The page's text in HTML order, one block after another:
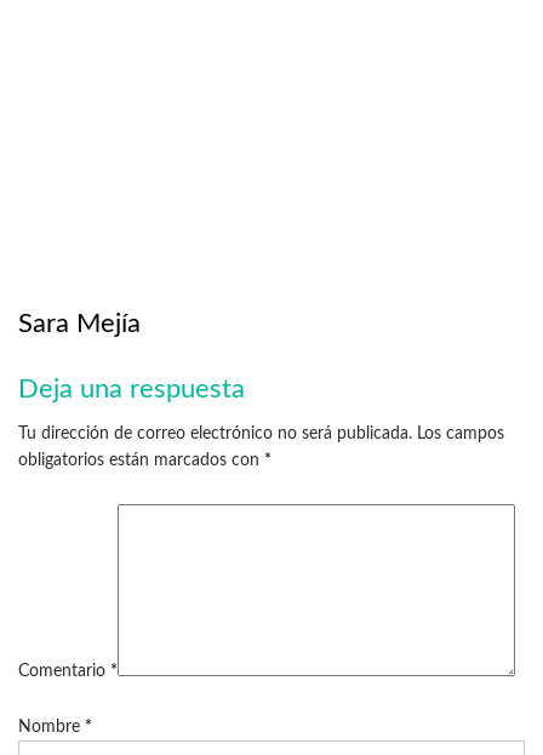
Sara Mejía
Deja una respuesta
Tu dirección de correo electrónico no será publicada. Los campos
obligatorios están marcados con *
Comentario *
Nombre *